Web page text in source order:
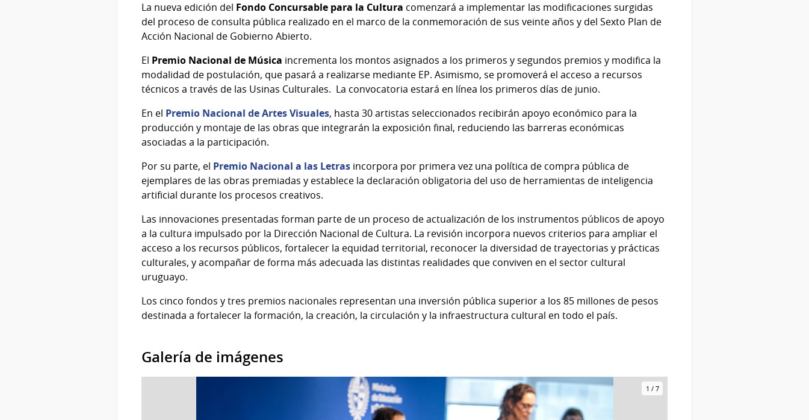
La nueva edición del Fondo Concursable para la Cultura comenzará a implementar las modificaciones surgidas
del proceso de consulta pública realizado en el marco de la conmemoración de sus veinte años y del Sexto Plan de
Acción Nacional de Gobierno Abierto.
El Premio Nacional de Música incrementa los montos asignados a los primeros y segundos premios y modifica la
modalidad de postulación, que pasará a realizarse mediante EP. Asimismo, se promoverá el acceso a recursos
técnicos a través de las Usinas Culturales. La convocatoria estará en línea los primeros días de junio.
En el Premio Nacional de Artes Visuales, hasta 30 artistas seleccionados recibirán apoyo económico para la
producción y montaje de las obras que integrarán la exposición final, reduciendo las barreras económicas
asociadas a la participación.
Por su parte, el Premio Nacional a las Letras incorpora por primera vez una política de compra pública de
ejemplares de las obras premiadas y establece la declaración obligatoria del uso de herramientas de inteligencia
artificial durante los procesos creativos.
Las innovaciones presentadas forman parte de un proceso de actualización de los instrumentos públicos de apoyo
a la cultura impulsado por la Dirección Nacional de Cultura. La revisión incorpora nuevos criterios para ampliar el
acceso a los recursos públicos, fortalecer la equidad territorial, reconocer la diversidad de trayectorias y prácticas
culturales, y acompañar de forma más adecuada las distintas realidades que conviven en el sector cultural
uruguayo.
Los cinco fondos y tres premios nacionales representan una inversión pública superior a los 85 millones de pesos
destinada a fortalecer la formación, la creación, la circulación y la infraestructura cultural en todo el país.
Galería de imágenes
1 / 7